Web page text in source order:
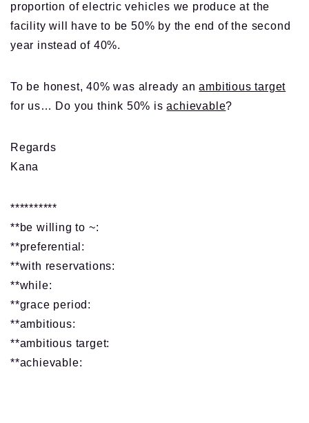
proportion of electric vehicles we produce at the
facility will have to be 50% by the end of the second
year instead of 40%.
To be honest, 40% was already anambitious target
for us… Do you think 50% isachievable?
Regards
Kana
**********
**be willing to ~:
**preferential:
**with reservations:
**while:
**grace period:
**ambitious:
**ambitious target:
**achievable: